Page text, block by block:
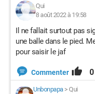
Qui
8 août 2022 à 19:58
Il ne fallait surtout pas
une balle dans le pied.
pour saisir le jaf
Commenter 0
Unbonpapa> Qui